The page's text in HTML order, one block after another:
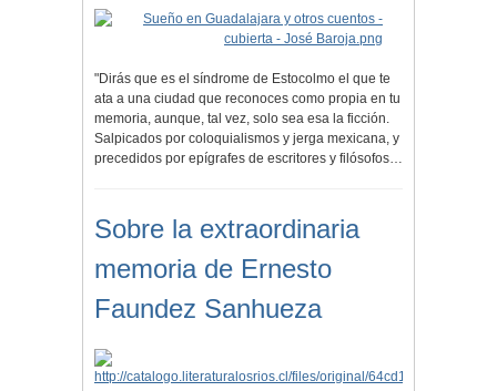
"Dirás que es el síndrome de Estocolmo el que te
ata a una ciudad que reconoces como propia en tu
memoria, aunque, tal vez, solo sea esa la ficción.
Salpicados por coloquialismos y jerga mexicana, y
precedidos por epígrafes de escritores y filósofos…
Sobre la extraordinaria
memoria de Ernesto
Faundez Sanhueza